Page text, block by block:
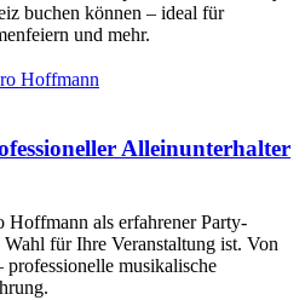
buchen können – ideal für
und mehr.
Hoffmann
Alleinunterhalter
Hoffmann als erfahrener Party-
für Ihre Veranstaltung ist. Von
musikalische